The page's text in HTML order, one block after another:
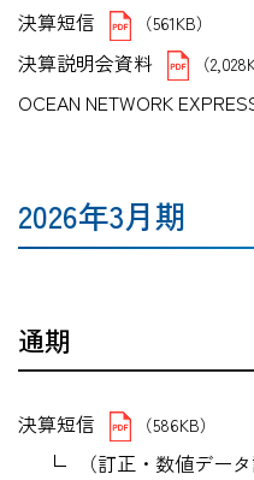
決算短信 （561KB）
決算説明会資料 （
OCEAN NETWORK
2026年3月期
通期
決算短信 （586KB）
（訂正・数値デー